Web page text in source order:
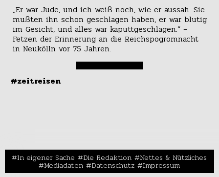
„Er war Jude, und ich weiß noch, wie er aussah. Sie
mußten ihn schon geschlagen haben, er war blutig
im Gesicht, und alles war kaputtgeschlagen.“ –
Fetzen der Erinnerung an die Reichspogromnacht
in Neukölln vor 75 Jahren.
#zeitreisen
In eigener Sache Die Redaktion Nettes & Nützliches
Mediadaten Datenschutz Impressum